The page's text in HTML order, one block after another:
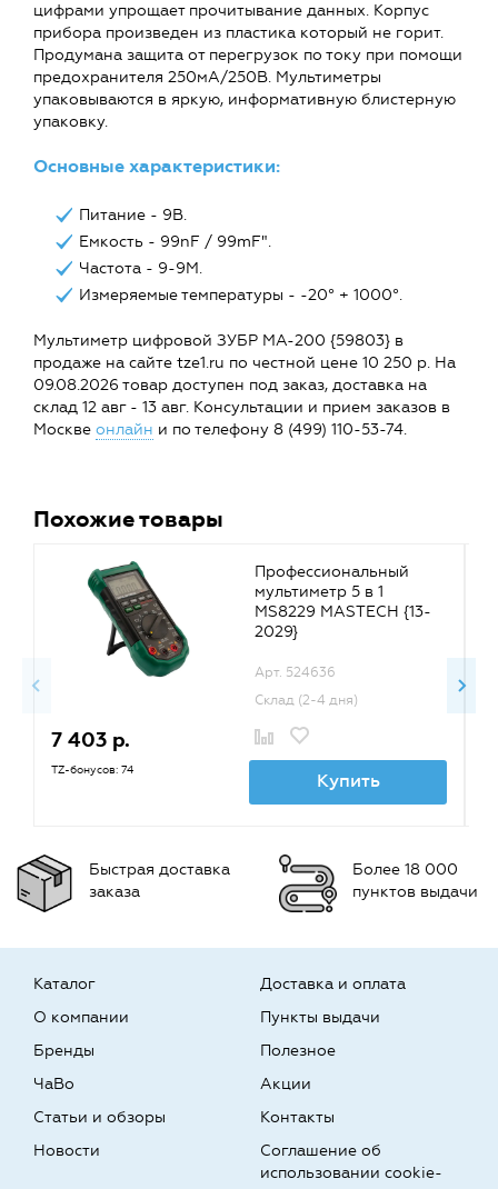
цифрами упрощает прочитывание данных. Корпус
прибора произведен из пластика который не горит.
Продумана защита от перегрузок по току при помощи
предохранителя 250мА/250В. Мультиметры
упаковываются в яркую, информативную блистерную
упаковку.
Основные характеристики:
Питание - 9В.
Емкость - 99nF / 99mF″.
Частота - 9-9M.
Измеряемые температуры - -20° + 1000°.
Мультиметр цифровой ЗУБР МА-200 {59803} в
продаже на сайте tze1.ru по честной цене 10 250 р. На
09.08.2026 товар доступен под заказ, доставка на
склад 12 авг - 13 авг. Консультации и прием заказов в
Москве онлайн и по телефону 8 (499) 110-53-74.
Похожие товары
Профессиональный
мультиметр 5 в 1
MS8229 MASTECH {13-
2029}
Арт. 524636
Склад (2-4 дня)
7 403 р.
TZ-бонусов: 74 Купить
Быстрая доставка
заказа
Более 18 000
пунктов выдачи
Каталог
О компании
Бренды
Доставка и оплата
Пункты выдачи
Полезное
ЧаВо
Статьи и обзоры
Новости
Акции
Контакты
Соглашение об
использовании cookie-